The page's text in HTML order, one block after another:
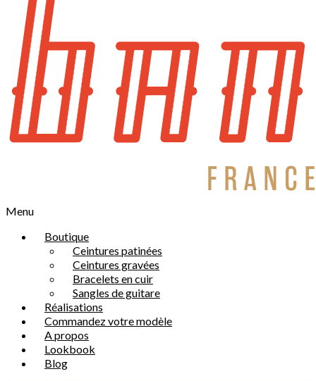
Menu
Boutique
Ceintures patinées
Ceintures gravées
Bracelets en cuir
Sangles de guitare
Réalisations
Commandez votre modèle
A propos
Lookbook
Blog